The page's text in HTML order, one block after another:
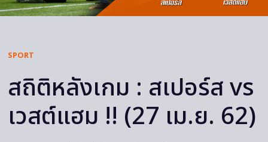
SPORT
สถิติหลังเกม : สเปอร์ส vs
เวสต์แฮม !! (27 เม.ย. 62)